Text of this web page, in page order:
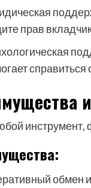
прав
справиться
обмен